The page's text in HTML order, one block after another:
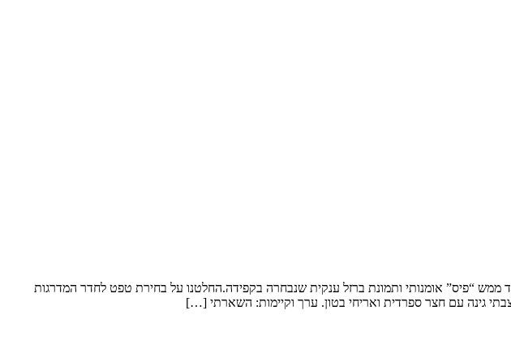
“פיס” אומנותי ותמונת ברזל ענקית שנבחרה בקפידה.החלטנו על בחירת טפט לחדר המדרגות
גינה עם חצר ספרדית ואריחי בטון. ערך וקיימות: השארתי […]